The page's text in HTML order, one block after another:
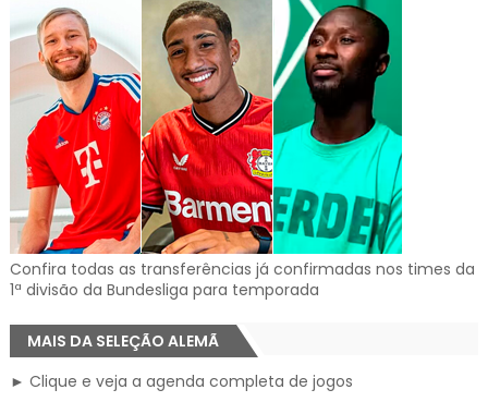
Confira todas as transferências já confirmadas nos times da
1ª divisão da Bundesliga para temporada
MAIS DA SELEÇÃO ALEMÃ
► Clique e veja a agenda completa de jogos